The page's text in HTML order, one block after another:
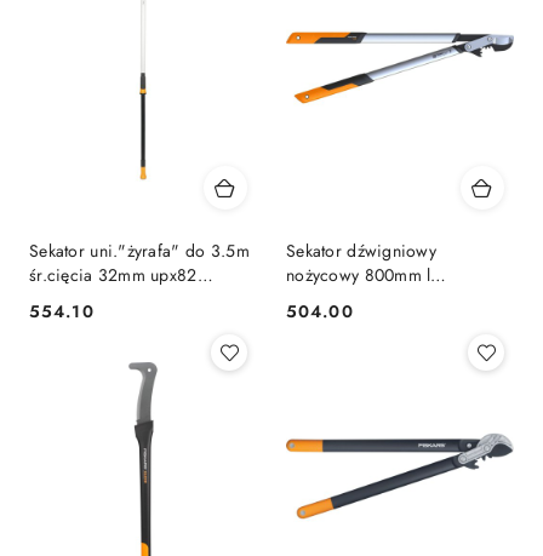
Sekator uni."żyrafa" do 3.5m
śr.cięcia 32mm upx82
Cena:
554.10
Sekator dźwigniowy
nożycowy 800mm l
Cena:
504.00